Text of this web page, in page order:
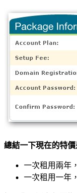
總結一下現在的特價
一次租用兩年
一次租用一年